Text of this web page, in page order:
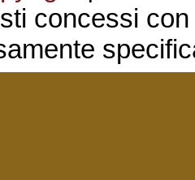
concessi